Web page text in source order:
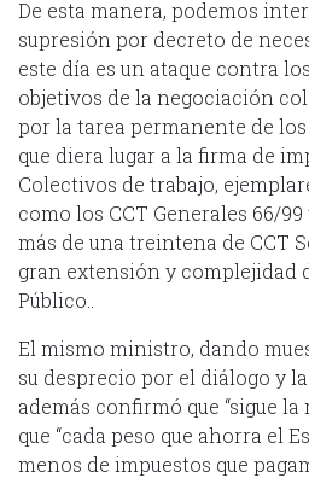
De esta manera, podemos
supresión por decreto de
este día es un ataque contra
objetivos de la negociación
por la tarea permanente de
que diera lugar a la firma de
Colectivos de trabajo,
como los CCT Generales 66/99
más de una treintena de CCT
gran extensión y complejidad
Público..
El mismo ministro, dando
su desprecio por el diálogo y
además confirmó que “sigue
que “cada peso que ahorra el
menos de impuestos que